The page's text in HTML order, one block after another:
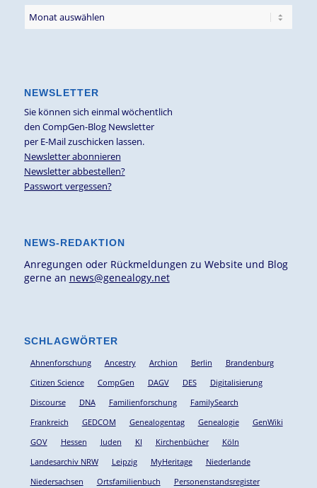
NEWSLETTER
Sie können sich einmal wöchentlich
den CompGen-Blog Newsletter
per E-Mail zuschicken lassen.
Newsletter abonnieren
Newsletter abbestellen?
Passwort vergessen?
NEWS-REDAKTION
Anregungen oder Rückmeldungen zu Website und Blog
gerne an news@genealogy.net
SCHLAGWÖRTER
Ahnenforschung Ancestry Archion Berlin
Brandenburg
Citizen Science
CompGen DAGV DES
Digitalisierung
Discourse
DNA Familienforschung
FamilySearch
Frankreich
GEDCOM Genealogentag Genealogie
GenWiki
GOV
Hessen Juden KI Kirchenbücher
Köln
Landesarchiv NRW
Leipzig MyHeritage
Niederlande
Niedersachsen
Ortsfamilienbuch
Personenstandsregister